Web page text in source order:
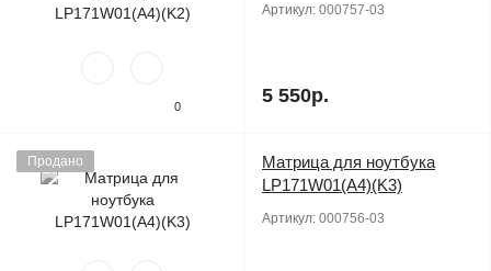
0
Артикул: 000757-03
5 550р.
Продано
Матрица для ноутбука
LP171W01(A4)(K3)
Артикул: 000756-03